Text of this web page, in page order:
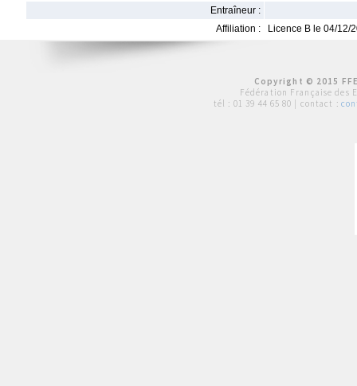
Entraîneur :
Affiliation :
Licence B le 04/12/
Copyright © 2015
Fédération Française des
tél : 01 39 44 65 80 | contact :